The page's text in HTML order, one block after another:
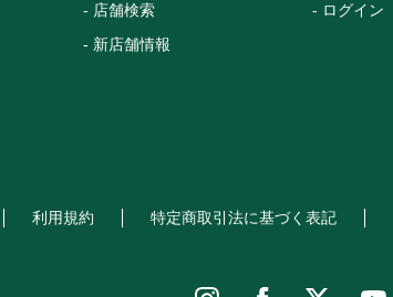
店舗検索
新店舗情報
ログイン
利用規約 特定商取引法に基づく表記